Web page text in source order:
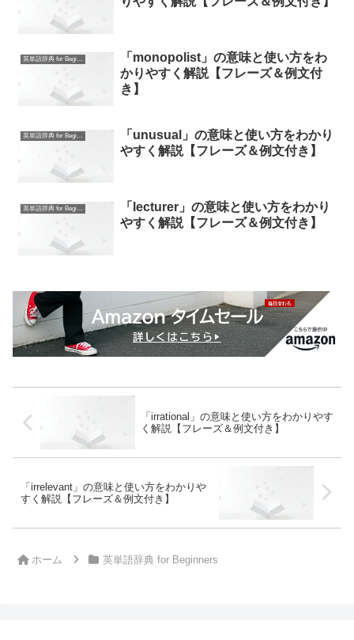
英単語辞典 for Beginners
「monopolist」の意味と使い方をわ
かりやすく解説【フレーズ＆例文付
き】
英単語辞典 for Beginners
「unusual」の意味と使い方をわかり
やすく解説【フレーズ＆例文付き】
英単語辞典 for Beginners
「lecturer」の意味と使い方をわかり
やすく解説【フレーズ＆例文付き】
「irrational」の意味と使い方をわかりやす
く解説【フレーズ＆例文付き】
「irrelevant」の意味と使い方をわかりや
すく解説【フレーズ＆例文付き】
ホーム 英単語辞典 for Beginners